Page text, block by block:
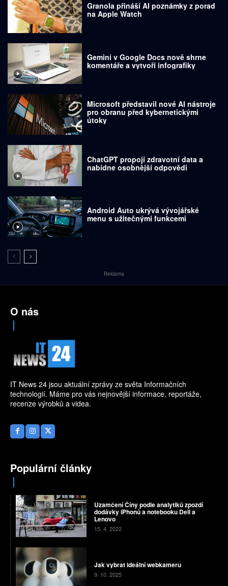
Granola přináší AI poznámky z porad
na Apple Watch
Gemini v Google Docs nově shrne
komentáře a vytvoří infografiky
Microsoft představil nové AI nástroje
pro obranu před kybernetickými
útoky
ChatGPT propojí zdravotní data a
nabídne osobnější odpovědi
Android Auto ukrývá vývojářské
menu s užitečnými funkcemi
Reklama
O nás
IT News 24 jsou aktuální zprávy ze světa Informačních
technologií. Máme pro vás nejnovější informace, reportáže,
recenze výrobků a videa.
Populární články
Uzamčení Číny podle analytiků zpozdí
dodávky iPhonů a notebooku Dell a
Lenovo
15. 4. 2022
Jak vybrat ideální webkameru
9. 10. 2025